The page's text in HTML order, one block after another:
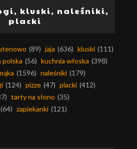
kluski, naleśniki,
placki
(89) jaja (636) kluski (111)
polska (56) kuchnia włoska (398)
(1596) naleśniki (179)
(124) pizze (47) placki (412)
tarty na słono (35)
(64) zapiekanki (121)